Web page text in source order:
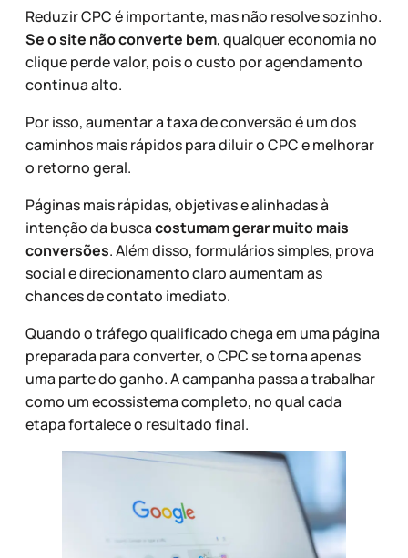
Reduzir CPC é importante, mas não resolve sozinho.
Se o site não converte bem, qualquer economia no
clique perde valor, pois o custo por agendamento
continua alto.
Por isso, aumentar a taxa de conversão é um dos
caminhos mais rápidos para diluir o CPC e melhorar
o retorno geral.
Páginas mais rápidas, objetivas e alinhadas à
intenção da buscacostumam gerar muito mais
conversões. Além disso, formulários simples, prova
social e direcionamento claro aumentam as
chances de contato imediato.
Quando o tráfego qualificado chega em uma página
preparada para converter, o CPC se torna apenas
uma parte do ganho. A campanha passa a trabalhar
como um ecossistema completo, no qual cada
etapa fortalece o resultado final.